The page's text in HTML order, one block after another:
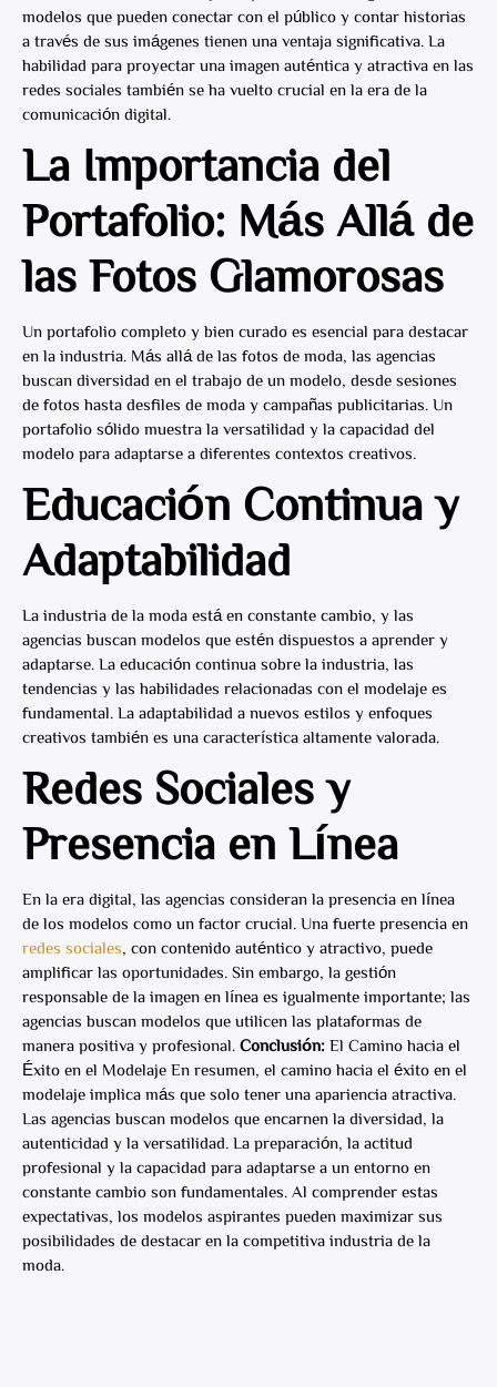
modelos que pueden conectar con el público y contar historias
a través de sus imágenes tienen una ventaja significativa. La
habilidad para proyectar una imagen auténtica y atractiva en las
redes sociales también se ha vuelto crucial en la era de la
comunicación digital.
La Importancia del
Portafolio: Más Allá de
las Fotos Glamorosas
Un portafolio completo y bien curado es esencial para destacar
en la industria. Más allá de las fotos de moda, las agencias
buscan diversidad en el trabajo de un modelo, desde sesiones
de fotos hasta desfiles de moda y campañas publicitarias. Un
portafolio sólido muestra la versatilidad y la capacidad del
modelo para adaptarse a diferentes contextos creativos.
Educación Continua y
Adaptabilidad
La industria de la moda está en constante cambio, y las
agencias buscan modelos que estén dispuestos a aprender y
adaptarse. La educación continua sobre la industria, las
tendencias y las habilidades relacionadas con el modelaje es
fundamental. La adaptabilidad a nuevos estilos y enfoques
creativos también es una característica altamente valorada.
Redes Sociales y
Presencia en Línea
En la era digital, las agencias consideran la presencia en línea
de los modelos como un factor crucial. Una fuerte presencia en
redes sociales, con contenido auténtico y atractivo, puede
amplificar las oportunidades. Sin embargo, la gestión
responsable de la imagen en línea es igualmente importante; las
agencias buscan modelos que utilicen las plataformas de
manera positiva y profesional. Conclusión: El Camino hacia el
Éxito en el Modelaje En resumen, el camino hacia el éxito en el
modelaje implica más que solo tener una apariencia atractiva.
Las agencias buscan modelos que encarnen la diversidad, la
autenticidad y la versatilidad. La preparación, la actitud
profesional y la capacidad para adaptarse a un entorno en
constante cambio son fundamentales. Al comprender estas
expectativas, los modelos aspirantes pueden maximizar sus
posibilidades de destacar en la competitiva industria de la
moda.